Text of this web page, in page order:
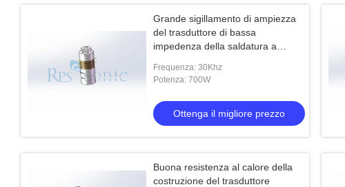
Grande sigillamento di ampiezza
del trasduttore di bassa
impedenza della saldatura a
Frequenza: 30Khz
Potenza: 700W
Ottenga il migliore prezzo
Buona resistenza al calore della
costruzione del trasduttore